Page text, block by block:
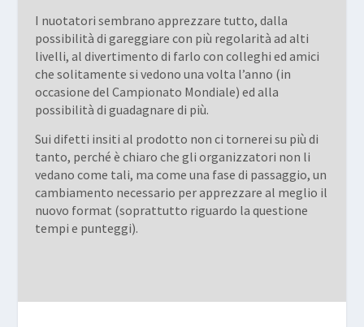
I nuotatori sembrano apprezzare tutto, dalla
possibilità di gareggiare con più regolarità ad alti
livelli, al divertimento di farlo con colleghi ed amici
che solitamente si vedono una volta l’anno (in
occasione del Campionato Mondiale) ed alla
possibilità di guadagnare di più.
Sui difetti insiti al prodotto non ci tornerei su più di
tanto, perché è chiaro che gli organizzatori non li
vedano come tali, ma come una fase di passaggio, un
cambiamento necessario per apprezzare al meglio il
nuovo format (soprattutto riguardo la questione
tempi e punteggi).